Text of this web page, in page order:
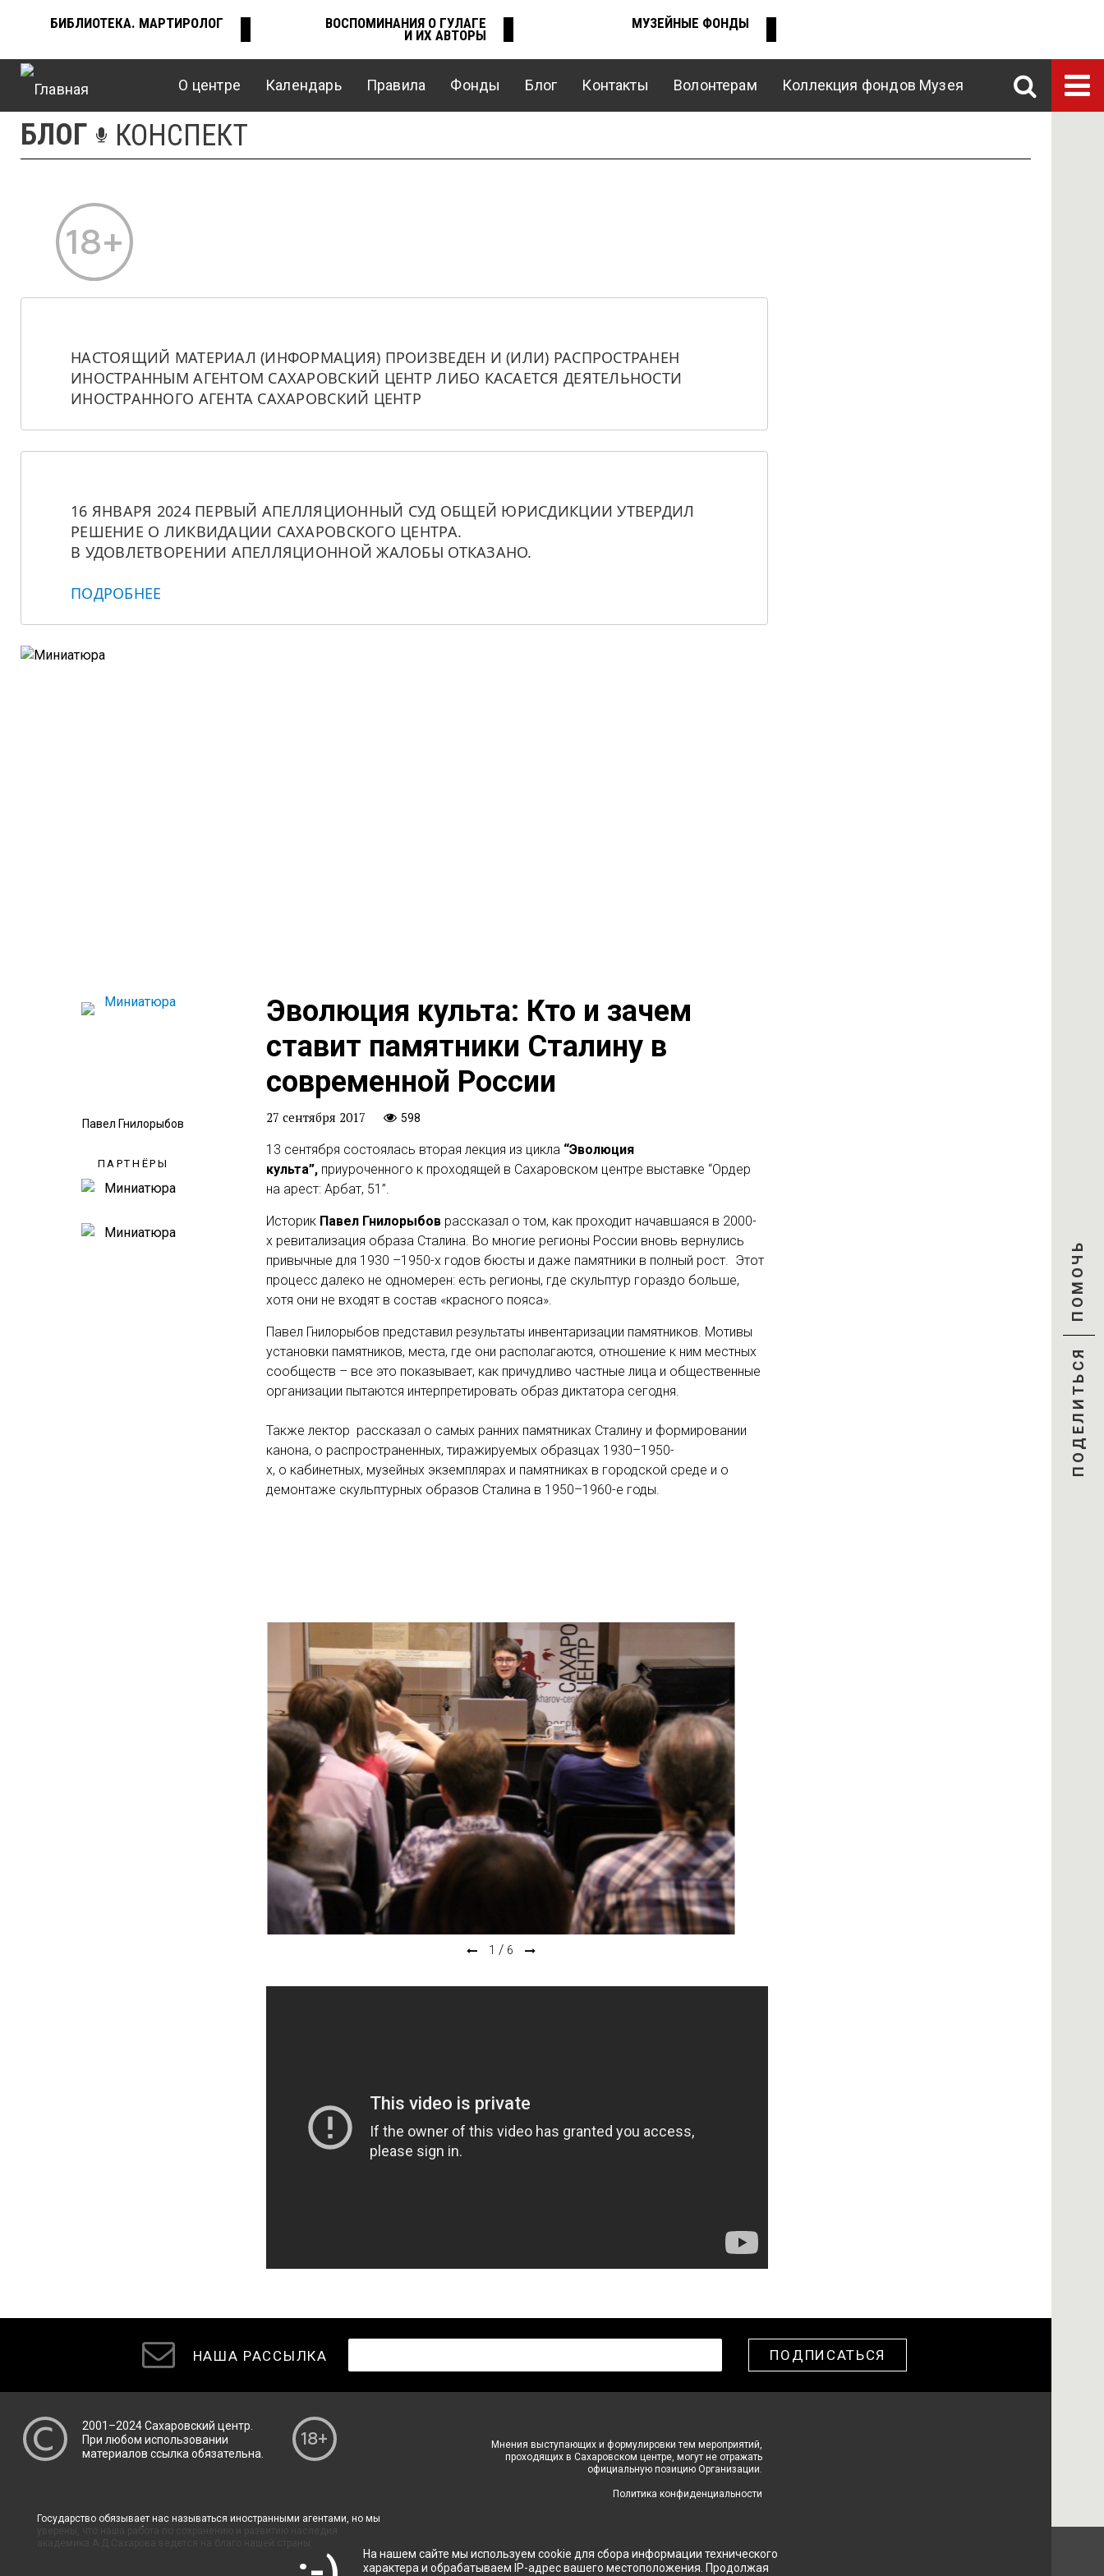
содержанию
ВЕРХНЕЕ
МЕНЮ
БИБЛИОТЕКА. МАРТИРОЛОГ ВОСПОМИНАНИЯ О ГУЛАГЕ
И ИХ АВТОРЫ
МУЗЕЙНЫЕ ФОНДЫ
О центре Календарь Правила Фонды Блог Контакты Волонтерам Коллекция фондов Музея
ПОМОЧЬ
ПОДЕЛИТЬСЯ
БЛОГ КОНСПЕКТ
НАСТОЯЩИЙ МАТЕРИАЛ (ИНФОРМАЦИЯ) ПРОИЗВЕДЕН И (ИЛИ) РАСПРОСТРАНЕН
ИНОСТРАННЫМ АГЕНТОМ САХАРОВСКИЙ ЦЕНТР ЛИБО КАСАЕТСЯ ДЕЯТЕЛЬНОСТИ
ИНОСТРАННОГО АГЕНТА САХАРОВСКИЙ ЦЕНТР
16 ЯНВАРЯ 2024 ПЕРВЫЙ АПЕЛЛЯЦИОННЫЙ СУД ОБЩЕЙ ЮРИСДИКЦИИ УТВЕРДИЛ
РЕШЕНИЕ О ЛИКВИДАЦИИ САХАРОВСКОГО ЦЕНТРА.
В УДОВЛЕТВОРЕНИИ АПЕЛЛЯЦИОННОЙ ЖАЛОБЫ ОТКАЗАНО.
ПОДРОБНЕЕ
Эволюция культа: Кто и зачем
ставит памятники Сталину в
современной России
27 сентября 2017 598
13 сентября состоялась вторая лекция из цикла “Эволюция
культа”, приуроченного к проходящей в Сахаровском центре выставке “Ордер
на арест: Арбат, 51”.
Историк Павел Гнилорыбов рассказал о том, как проходит начавшаяся в 2000-
х ревитализация образа Сталина. Во многие регионы России вновь вернулись
привычные для 1930 –1950-х годов бюсты и даже памятники в полный рост. Этот
процесс далеко не одномерен: есть регионы, где скульптур гораздо больше,
хотя они не входят в состав «красного пояса».
Павел Гнилорыбов представил результаты инвентаризации памятников. Мотивы
установки памятников, места, где они располагаются, отношение к ним местных
сообществ – все это показывает, как причудливо частные лица и общественные
организации пытаются интерпретировать образ диктатора сегодня.
Также лектор рассказал о самых ранних памятниках Сталину и формировании
канона, о распространенных, тиражируемых образцах 1930–1950-
х, о кабинетных, музейных экземплярах и памятниках в городской среде и о
демонтаже скульптурных образов Сталина в 1950–1960-е годы.
1 / 6
Павел Гнилорыбов
ПАРТНЁРЫ
НАША РАССЫЛКА ПОДПИСАТЬСЯ
2001–2024Сахаровский центр
При любом использовании
материалов ссылка обязательна.
Мнения выступающих и формулировки тем мероприятий,
проходящих в Сахаровском центре, могут не отражать
официальную позицию Организации.
Политика конфиденциальности
Государство обязывает нас называться иностранными агентами, но мы
уверены, что наша работа по сохранению и развитию наследия
На нашем сайте мы используем cookie для сбора информации технического
характера и обрабатываем IP-адрес вашего местоположения. Продолжая